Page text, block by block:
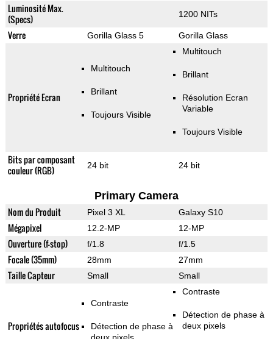
Luminosité Max.
(Specs)
1200 NITs
Verre Gorilla Glass 5 Gorilla Glass
Propriété Ecran
Multitouch
Brillant
Toujours Visible
Multitouch
Brillant
Résolution Ecran
Variable
Toujours Visible
Bits par composant
couleur (RGB)
24 bit 24 bit
Primary Camera
Nom du Produit Pixel 3 XL Galaxy S10
Mégapixel 12.2-MP 12-MP
Ouverture (f-stop) f/1.8 f/1.5
Focale (35mm) 28mm 27mm
Taille Capteur Small Small
Propriétés autofocus
Contraste
Détection de phase à
Contraste
Détection de phase à
deux pixels